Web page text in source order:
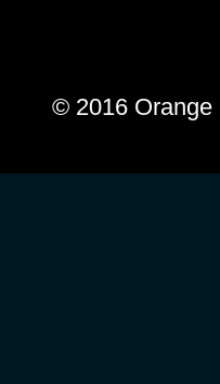
© 2016 Orange